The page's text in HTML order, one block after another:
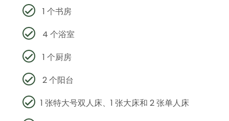
1 个书房
4 个浴室
1 个厨房
2 个阳台
1 张特大号双人床、1 张大床和 2 张单人床